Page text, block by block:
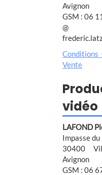
Avignon
GSM : 06
Conditions
Vente
vidéo
LAFOND
Impasse du
30400
Avignon
GSM : 06